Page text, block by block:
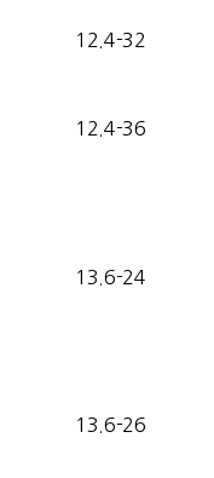
12.4-32
12.4-36
13.6-24
13.6-26